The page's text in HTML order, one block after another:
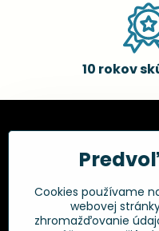
10 rokov
Kadernícke
Fakturačné
Kadernícke
Klincová 37
821 08 Bratislava
Cookies používame
webovej
zhromažďovanie